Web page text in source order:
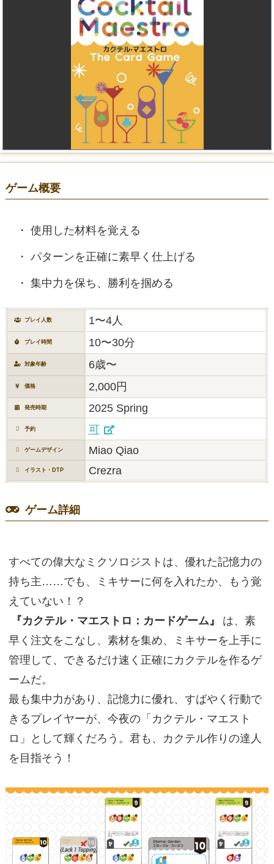
ゲーム概要
使用した材料を覚える
パターンを正確に素早く仕上げる
集中力を保ち、勝利を掴める
プレイ人数 1〜4人
プレイ時間 10〜30分
対象年齢 6歳〜
価格 2,000円
発売時期 2025 Spring
予約 可
ゲームデザイン Miao Qiao
イラスト・DTP Crezra
ゲーム詳細
すべての偉大なミクソロジストは、優れた記憶力の
持ち主……でも、ミキサーに何を入れたか、もう覚
えていない！？
『カクテル・マエストロ：カードゲーム』
は、素
早く注文をこなし、素材を集め、ミキサーを上手に
管理して、できるだけ速く正確にカクテルを作るゲ
ームだ。
最も集中力があり、記憶力に優れ、すばやく行動で
きるプレイヤーが、今夜の「カクテル・マエスト
ロ」として輝くだろう。君も、カクテル作りの達人
を目指そう！